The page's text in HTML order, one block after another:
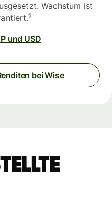
Wachstum ist
1
und USD
bei Wise